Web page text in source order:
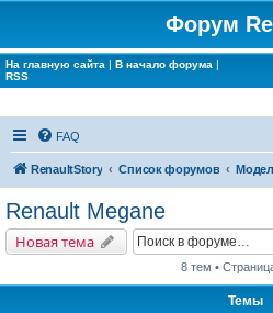
Форум
На главную сайта | В начало форума |
RSS
FAQ
RenaultStory Список форумов
Renault Megane
Новая тема
8 тем •
Темы